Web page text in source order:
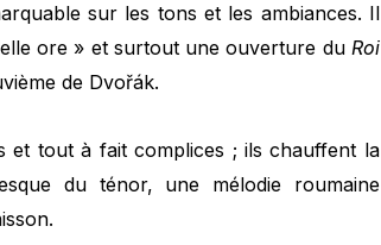
sur les tons et les ambiances. Il
ore » et surtout une ouverture du Roi
de Dvořák.
et tout à fait complices ; ils chauffent la
du ténor, une mélodie roumaine